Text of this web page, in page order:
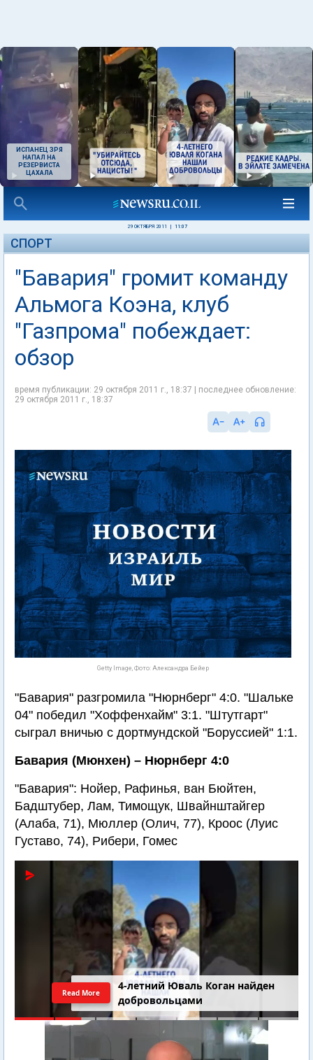
ИСПАНЕЦ ЗРЯ
НАПАЛ НА
РЕЗЕРВИСТА
ЦАХАЛА
29 ОКТЯБРЯ 2011 11:07
СПОРТ
"Бавария" громит команду
Альмога Коэна, клуб
"Газпрома" побеждает:
обзор
время публикации: 29 октября 2011 г., 18:37 | последнее обновление:
29 октября 2011 г., 18:37
Getty Image, Фото: Александра Бейер
"Бавария" разгромила "Нюрнберг" 4:0. "Шальке
04" победил "Хоффенхайм" 3:1. "Штутгарт"
сыграл вничью с дортмундской "Боруссией" 1:1.
Бавария (Мюнхен) – Нюрнберг 4:0
"Бавария": Нойер, Рафинья, ван Бюйтен,
Бадштубер, Лам, Тимощук, Швайнштайгер
(Алаба, 71), Мюллер (Олич, 77), Кроос (Луис
Густаво, 74), Рибери, Гомес
4-летний Юваль Коган найден
добровольцами
Read More